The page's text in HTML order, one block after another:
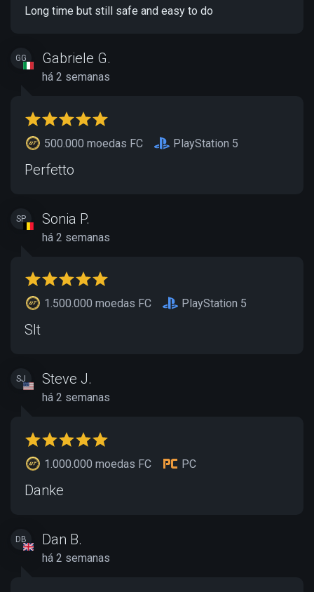
Long time but still safe and easy to do
GG Gabriele G.
há 2 semanas
500.000 moedas FC PlayStation 5
Perfetto
SP Sonia P.
há 2 semanas
1.500.000 moedas FC PlayStation 5
Slt
SJ Steve J.
há 2 semanas
1.000.000 moedas FC PC
Danke
DB Dan B.
há 2 semanas